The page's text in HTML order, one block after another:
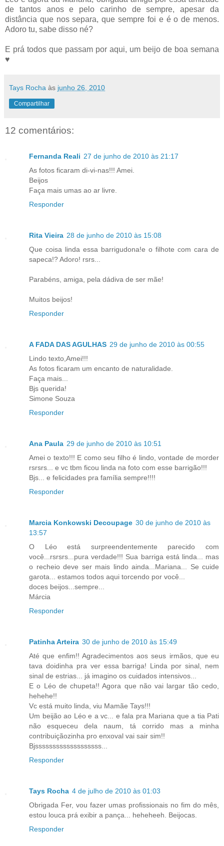
de tantos anos e pelo carinho de sempre, apesar da
distância que nos separa, que sempre foi e é o de menos.
Adoro tu, sabe disso né?
E prá todos que passam por aqui, um beijo de boa semana
♥
Tays Rocha às junho 26, 2010
Compartilhar
12 comentários:
Fernanda Reali 27 de junho de 2010 às 21:17
As fotos ficaram di-vi-nas!!! Amei.
Beijos
Faça mais umas ao ar livre.
Responder
Rita Vieira 28 de junho de 2010 às 15:08
Que coisa linda essa barrigudona!e o filhote com cara de
sapeca!? Adoro! rsrs...
Parabéns, amiga, pela dádiva de ser mãe!
Muitos beijos!
Responder
A FADA DAS AGULHAS 29 de junho de 2010 às 00:55
Lindo texto,Amei!!!
As fotos ficaram um encanto de naturalidade.
Faça mais...
Bjs querida!
Simone Souza
Responder
Ana Paula 29 de junho de 2010 às 10:51
Amei o texto!!! E como seu filho é lindo, vontade de morder
rsrsrs... e vc tbm ficou linda na foto com esse barrigão!!!
Bjs... e felicidades pra família sempre!!!!
Responder
Marcia Konkowski Decoupage 30 de junho de 2010 às
13:57
O Léo está surpreendentemente parecido com
você...rsrsrs...pura verdade!!! Sua barriga está linda... mas
o recheio deve ser mais lindo ainda...Mariana... Se cuide
garota... estamos todos aqui torcendo por você...
doces beijos...sempre...
Márcia
Responder
Patinha Arteira 30 de junho de 2010 às 15:49
Até que enfim!! Agradecimentos aos seus irmãos, que eu
tava doidinha pra ver essa barriga! Linda por sinal, nem
sinal de estrias... já imagino os cuidados intensivos...
E o Léo de chupeta!! Agora que não vai largar tão cedo,
hehehe!!
Vc está muito linda, viu Mamãe Tays!!!
Um beijão ao Léo e a vc... e fala pra Mariana que a tia Pati
não esqueceu dela naum, tá corrido mas a minha
contribuiçãozinha pro enxoval vai sair sim!!
Bjsssssssssssssssssss...
Responder
Tays Rocha 4 de julho de 2010 às 01:03
Obrigada Fer, vou fazer umas profissionais no fim do mês,
estou louca prá exibir a pança... heheheeh. Beijocas.
Responder